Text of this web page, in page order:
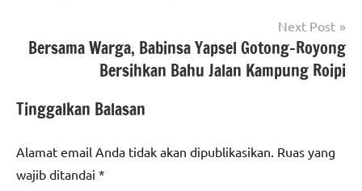
Next Post
Bersama Warga, Babinsa Yapsel Gotong-Royong
Bersihkan Bahu Jalan Kampung Roipi
Tinggalkan Balasan
Alamat email Anda tidak akan dipublikasikan. Ruas yang
wajib ditandai *